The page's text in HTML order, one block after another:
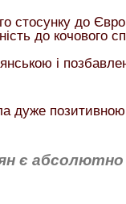
стосунку до
до кочового
і
дуже
є абсолютно